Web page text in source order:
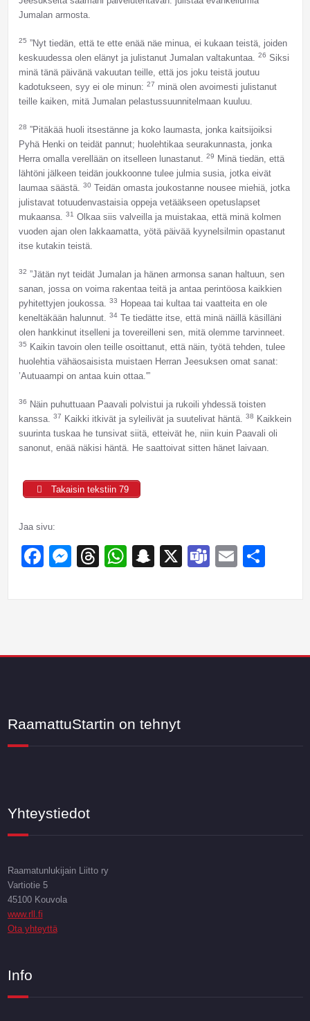
Jumalan armosta.
25 ”Nyt tiedän, että te ette enää näe minua, ei kukaan teistä, joiden
keskuudessa olen elänyt ja julistanut Jumalan valtakuntaa. 26 Siksi
minä tänä päivänä vakuutan teille, että jos joku teistä joutuu
kadotukseen, syy ei ole minun: 27 minä olen avoimesti julistanut
teille kaiken, mitä Jumalan pelastussuunnitelmaan kuuluu.
28 ”Pitäkää huoli itsestänne ja koko laumasta, jonka kaitsijoiksi
Pyhä Henki on teidät pannut; huolehtikaa seurakunnasta, jonka
Herra omalla verellään on itselleen lunastanut. 29
Minä tiedän, että
lähtöni jälkeen teidän joukkoonne tulee julmia susia, jotka eivät
laumaa säästä. 30 Teidän omasta joukostanne nousee miehiä, jotka
julistavat totuudenvastaisia oppeja vetääkseen opetuslapset
mukaansa. 31 Olkaa siis valveilla ja muistakaa, että minä kolmen
vuoden ajan olen lakkaamatta, yötä päivää kyynelsilmin opastanut
itse kutakin teistä.
32 ”Jätän nyt teidät Jumalan ja hänen armonsa sanan haltuun, sen
sanan, jossa on voima rakentaa teitä ja antaa perintöosa kaikkien
pyhitettyjen joukossa. 33
Hopeaa tai kultaa tai vaatteita en ole
keneltäkään halunnut. 34Te tiedätte itse, että minä näillä käsilläni
olen hankkinut itselleni ja tovereilleni sen, mitä olemme tarvinneet.
35
Kaikin tavoin olen teille osoittanut, että näin, työtä tehden, tulee
huolehtia vähäosaisista muistaen Herran Jeesuksen omat sanat:
’Autuaampi on antaa kuin ottaa.'”
36
Näin puhuttuaan Paavali polvistui ja rukoili yhdessä toisten
kanssa. 37 Kaikki itkivät ja syleilivät ja suutelivat häntä. 38
Kaikkein
suurinta tuskaa he tunsivat siitä, etteivät he, niin kuin Paavali oli
sanonut, enää näkisi häntä. He saattoivat sitten hänet laivaan.
Takaisin tekstiin 79
Jaa sivu:
Facebook
Messenger
Threads
WhatsApp
Snapchat
X TeamsEmail
RaamattuStartin on tehnyt
Yhteystiedot
Raamatunlukijain Liitto ry
Vartiotie 5
45100 Kouvola
www.rll.fi
Ota yhteyttä
Info